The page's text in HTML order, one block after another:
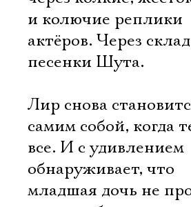
и колючие реплики
актёров. Через
песенки Шута.
Лир снова
самим собой, когда
все. И с удивлением
обнаруживает, что
младшая дочь не